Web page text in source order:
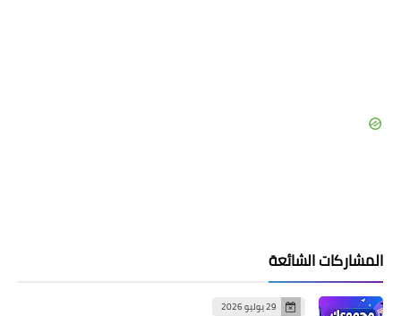
المشاركات الشائعة
29 يوليو 2026